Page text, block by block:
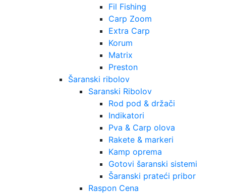
Fil Fishing
Carp Zoom
Extra Carp
Korum
Matrix
Preston
Šaranski ribolov
Saranski Ribolov
Rod pod & držači
Indikatori
Pva & Carp olova
Rakete & markeri
Kamp oprema
Gotovi šaranski sistemi
Šaranski prateći pribor
Raspon Cena